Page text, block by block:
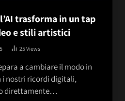
trasforma in un tap
e stili artistici
25Views
a cambiare il modo in
nostri ricordi digitali,
direttamente…